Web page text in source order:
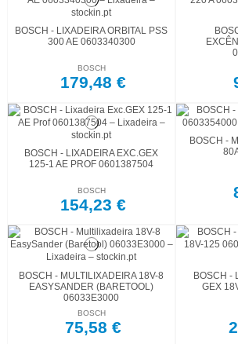
BOSCH - LIXADEIRA ORBITAL PSS
300 AE 0603340300
BOSCH
179,48 €
BOSCH - LIXADEIRA EXC.GEX
125-1 AE PROF 0601387504
BOSCH
154,23 €
BOSCH -
BOSCH - MULTILIXADEIRA 18V-8
EASYSANDER (BARETOOL)
06033E3000
BOSCH
75,58 €
BOSCH -
GEX